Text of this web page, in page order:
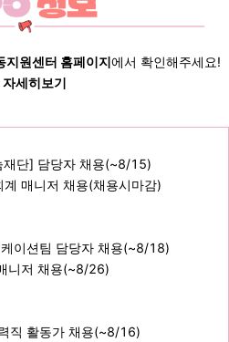
지원센터 홈페이지에서 확인해주세요!
자세히보기
재단] 담당자 채용(~8/15)
매니저 채용(채용시마감)
이션팀 담당자 채용(~8/18)
니저 채용(~8/26)
직 활동가 채용(~8/16)